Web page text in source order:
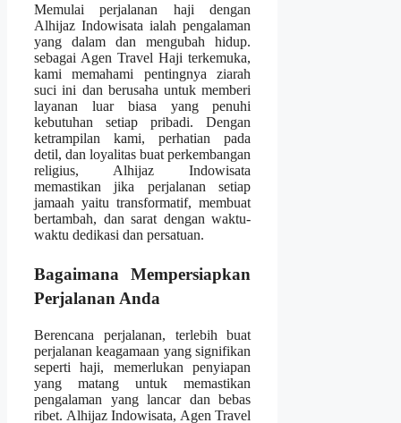
Memulai perjalanan haji dengan
Alhijaz Indowisata ialah pengalaman
yang dalam dan mengubah hidup.
sebagai Agen Travel Haji terkemuka,
kami memahami pentingnya ziarah
suci ini dan berusaha untuk memberi
layanan luar biasa yang penuhi
kebutuhan setiap pribadi. Dengan
ketrampilan kami, perhatian pada
detil, dan loyalitas buat perkembangan
religius, Alhijaz Indowisata
memastikan jika perjalanan setiap
jamaah yaitu transformatif, membuat
bertambah, dan sarat dengan waktu-
waktu dedikasi dan persatuan.
Bagaimana Mempersiapkan
Perjalanan Anda
Berencana perjalanan, terlebih buat
perjalanan keagamaan yang signifikan
seperti haji, memerlukan penyiapan
yang matang untuk memastikan
pengalaman yang lancar dan bebas
ribet. Alhijaz Indowisata, Agen Travel